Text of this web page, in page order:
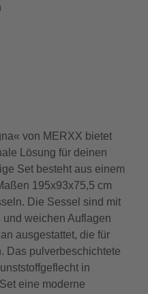
von MERXX bietet
Lösung für deinen
Set besteht aus einem
195x93x75,5 cm
Die Sessel sind mit
weichen Auflagen
ausgestattet, die für
Das pulverbeschichtete
in
eine moderne